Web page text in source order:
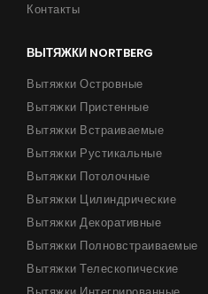
Контакты
ВЫТЯЖКИ NORTBERG
Вытяжки Островные
Вытяжки Пристенные
Вытяжки Встраиваемые
Вытяжки Рустикальные
Вытяжки Потолочные
Вытяжки Цилиндрические
Вытяжки Декоративные
Вытяжки Полновстраиваемые
Вытяжки Телескопические